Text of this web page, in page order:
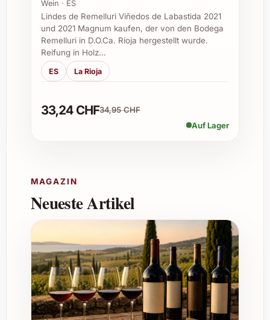
Kann man Torelló Reserva Brut Nature
Magnum 2017 auch zum Kochen
verwenden?
Ja, er eignet sich hervorragend für raffinierte
Fisch- und Meeresfrüchterezepten.
Gibt es eine besondere Geschichte hinter
Katalonien, das seit Generationen
hochwertige Cavas mit grossem Respekt vor
Welche Gerichte passen besonders gut
hierzu?
Leichte Fischgerichte, Sushi, Meeresfrüchte,
aber auch gereifte Käsearten harmonieren
wunderbar mit diesem Cava.
Wein · ES
Lindes de Remelluri Viñedos de Labastida 2021
und 2021 Magnum kaufen, der von den Bodega
Remelluri in D.O.Ca. Rioja hergestellt wurde.
Reifung in Holz…
ES La Rioja
33,24 CHF34,95 CHF
Auf Lager
MAGAZIN
Neueste Artikel